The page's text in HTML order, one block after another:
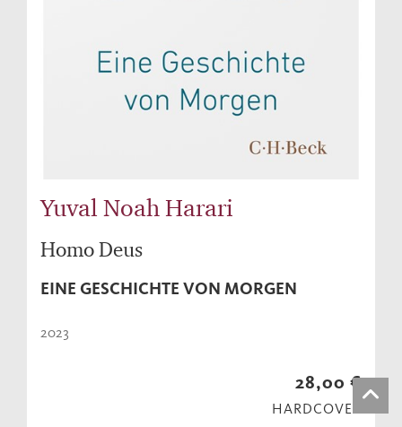
Yuval Noah Harari
Homo Deus
EINE GESCHICHTE VON MORGEN
2023
28,00 €
HARDCOVER